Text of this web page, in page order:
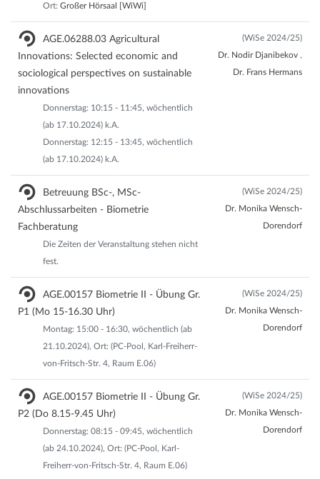
Ort: Großer Hörsaal [WiWi]
AGE.06288.03 Agricultural
Innovations: Selected economic and
sociological perspectives on sustainable
innovations
Donnerstag: 10:15 - 11:45, wöchentlich
(ab 17.10.2024) k.A.
Donnerstag: 12:15 - 13:45, wöchentlich
(ab 17.10.2024) k.A.
(WiSe 2024/25)
Dr. Nodir Djanibekov ,
Dr. Frans Hermans
Betreuung BSc-, MSc-
Abschlussarbeiten - Biometrie
Fachberatung
Die Zeiten der Veranstaltung stehen nicht
fest.
(WiSe 2024/25)
Dr. Monika Wensch-
Dorendorf
AGE.00157 Biometrie II - Übung Gr.
P1 (Mo 15-16.30 Uhr)
Montag: 15:00 - 16:30, wöchentlich (ab
21.10.2024), Ort: (PC-Pool, Karl-Freiherr-
von-Fritsch-Str. 4, Raum E.06)
(WiSe 2024/25)
Dr. Monika Wensch-
Dorendorf
AGE.00157 Biometrie II - Übung Gr.
P2 (Do 8.15-9.45 Uhr)
Donnerstag: 08:15 - 09:45, wöchentlich
(ab 24.10.2024), Ort: (PC-Pool, Karl-
Freiherr-von-Fritsch-Str. 4, Raum E.06)
(WiSe 2024/25)
Dr. Monika Wensch-
Dorendorf